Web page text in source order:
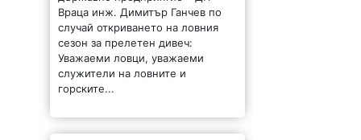
Враца инж. Димитър Ганчев по
случай откриването на ловния
сезон за прелетен дивеч:
Уважаеми ловци, уважаеми
служители на ловните и
горските...